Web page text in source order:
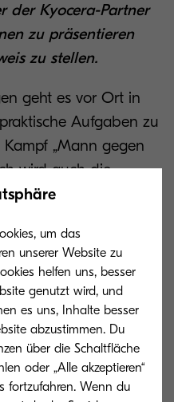
der Kyocera-Partner
zu präsentieren
zu stellen.
geht es vor Ort in
Aufgaben zu
„Mann gegen
wird auch die
Team
September bekannt
dabei über attraktive
Techniker
automatisch am
teil.
und die
um das
unserer Website zu
helfen uns, besser
genutzt wird, und
es uns, Inhalte besser
abzustimmen. Du
über die Schaltfläche
oder „Alle akzeptieren“
fortzufahren. Wenn du